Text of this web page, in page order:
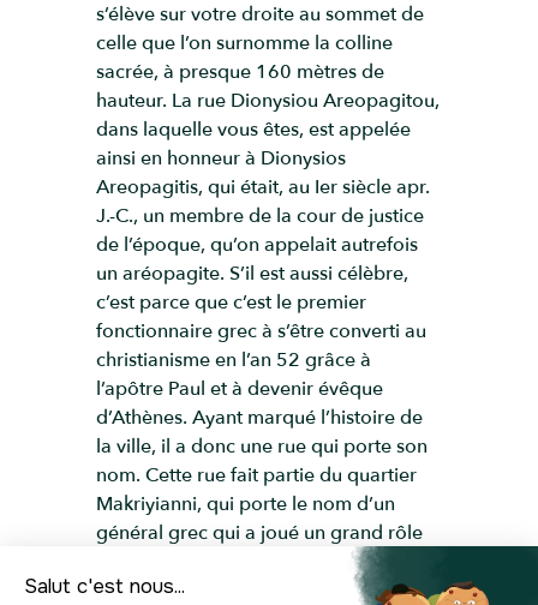
s’élève sur votre droite au sommet de
celle que l’on surnomme la colline
sacrée, à presque 160 mètres de
hauteur. La rue Dionysiou Areopagitou,
dans laquelle vous êtes, est appelée
ainsi en honneur à Dionysios
Areopagitis, qui était, au Ier siècle apr.
J.-C., un membre de la cour de justice
de l’époque, qu’on appelait autrefois
un aréopagite. S’il est aussi célèbre,
c’est parce que c’est le premier
fonctionnaire grec à s’être converti au
christianisme en l’an 52 grâce à
l’apôtre Paul et à devenir évêque
d’Athènes. Ayant marqué l’histoire de
la ville, il a donc une rue qui porte son
nom. Cette rue fait partie du quartier
Makriyianni, qui porte le nom d’un
général grec qui a joué un grand rôle
pendant la guerre d’indépendance
grecque, survenue entre 1821 et 1830.